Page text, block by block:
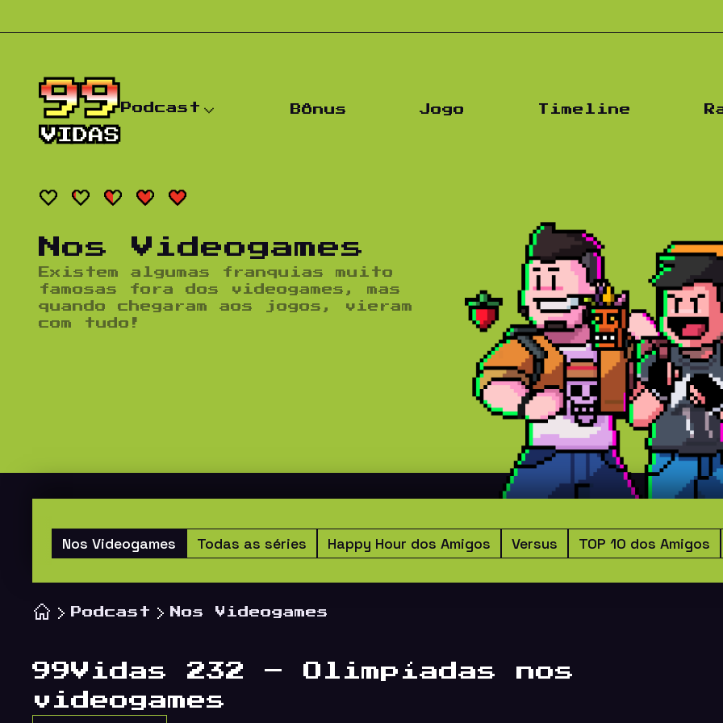
Podcast Bônus Jogo Timeline
Nos Videogames
Existem algumas franquias muito
famosas fora dos videogames, mas
quando chegaram aos jogos, vieram
com tudo!
Todas as séries Happy Hour dos Amigos Versus TOP 10 dos Amigos
Nos Videogames
Podcast Nos Videogames
99Vidas 232 – Olimpíadas nos
videogames